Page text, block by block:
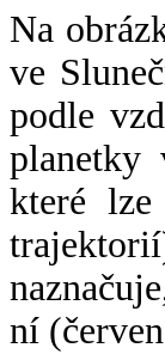
Na
ve
podle
planetky
které
ní